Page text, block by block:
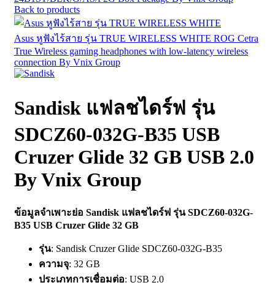
Back to products
Asus หูฟังไร้สาย รุ่น TRUE WIRELESS WHITE ROG Cetra
True Wireless gaming headphones with low-latency wireless
connection By Vnix Group
Sandisk แฟลชไดร์ฟ รุ่น
SDCZ60-032G-B35 USB
Cruzer Glide 32 GB USB 2.0
By Vnix Group
ข้อมูลจำเพาะย่อ Sandisk แฟลชไดร์ฟ รุ่น SDCZ60-032G-
B35 USB Cruzer Glide 32 GB
รุ่น: Sandisk Cruzer Glide SDCZ60-032G-B35
ความจุ: 32 GB
ประเภทการเชื่อมต่อ: USB 2.0